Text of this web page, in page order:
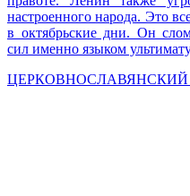
настроенного народа. Это
в октябрьские дни. Он
сил именно языком